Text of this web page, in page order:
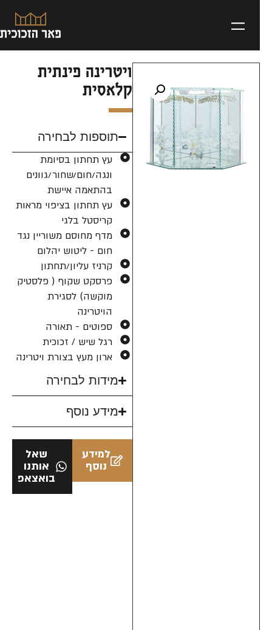
ויטרינה פינתית
קלאסית
תוספות לבחירה
עץ תחתון בסיומת
ונגה/חום/שחור/גוונים
בהתאמה איישת
עץ תחתון בציפוי מראות
קריסטל בלגי
מדף מחוסם משוריין נגד
חום - ליטוש יהלום
קרניז עליון/תחתון
פרסקט שקוף ( פלסטיק
מוקשה) לסגירת
הויטרינה
ספוטים - תאורה
רגל שיש / זכוכית
ארון מעץ בצורת ויטרינה
מידות לבחירה
מידע נוסף
למידע
נוסף
שאל
אותנו
בואצאפ